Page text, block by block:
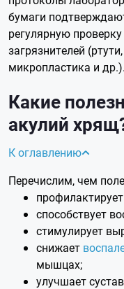
бумаги
регулярную
загрязнителей
микропластика и др.).
Какие
акулий
К оглавлению
Перечислим, чем
способствует
стимулирует
снижает
мышцах;
улучшает